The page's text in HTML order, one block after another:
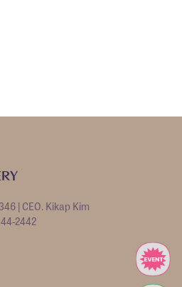
| CEO. Kikap Kim
2442